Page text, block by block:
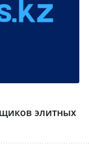
элитных